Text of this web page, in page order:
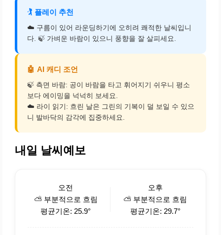
🏌️ 플레이 추천
☁️ 구름이 있어 라운딩하기에 오히려 쾌적한 날씨입니
다. 🍃 가벼운 바람이 있으니 풍향을 잘 살피세요.
🤖 AI 캐디 조언
🍃 측면 바람: 공이 바람을 타고 휘어지기 쉬우니 평소
보다 에이밍을 넉넉히 보세요.
☁️ 라이 읽기: 흐린 날은 그린의 기복이 덜 보일 수 있으
니 발바닥의 감각에 집중하세요.
내일 날씨예보
오전
⛅ 부분적으로 흐림
평균기온: 25.9°
오후
⛅ 부분적으로 흐림
평균기온: 29.7°